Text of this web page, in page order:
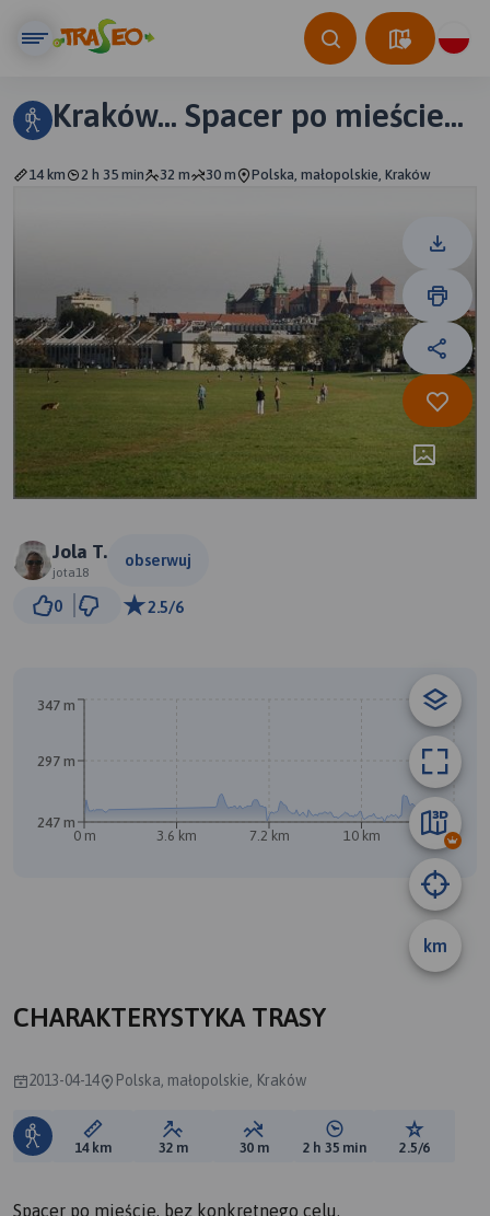
Kraków... Spacer po mieście...
14 km 2 h 35 min 32 m 30 m Polska, małopolskie, Kraków
Jola T.
jota18
obserwuj
0 2.5/6
A
km
0 m 3.6 km 7.2 km 10 km 14 km
247 m
297 m
347 m
CHARAKTERYSTYKA TRASY
2013-04-14 Polska, małopolskie, Kraków
Długość trasy:
14 km Suma przewyższeń:
32 m Suma spadków:
30 m Średni czas potrzebny
2 h 35 min Ocena
2.5/6
Spacer po mieście, bez konkretnego celu.